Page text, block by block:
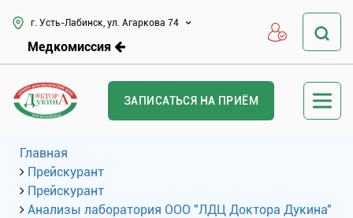
г. Усть-Лабинск, ул. Агаркова 74
Медкомиссия
ЗАПИСАТЬСЯ НА ПРИЁМ
Главная
Прейскурант
Прейскурант
Анализы лаборатория ООО "ЛДЦ Доктора Дукина"